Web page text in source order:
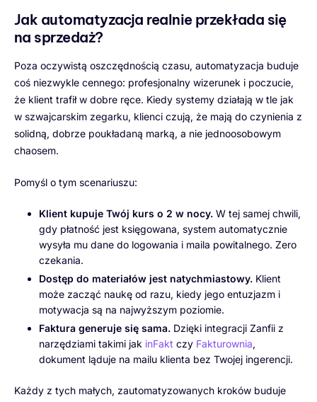
Jak automatyzacja realnie przekłada się
na sprzedaż?
Poza oczywistą oszczędnością czasu, automatyzacja buduje
coś niezwykle cennego: profesjonalny wizerunek i poczucie,
że klient trafił w dobre ręce. Kiedy systemy działają w tle jak
w szwajcarskim zegarku, klienci czują, że mają do czynienia z
solidną, dobrze poukładaną marką, a nie jednoosobowym
chaosem.
Pomyśl o tym scenariuszu:
Klient kupuje Twój kurs o 2 w nocy. W tej samej chwili,
gdy płatność jest księgowana, system automatycznie
wysyła mu dane do logowania i maila powitalnego. Zero
czekania.
Dostęp do materiałów jest natychmiastowy. Klient
może zacząć naukę od razu, kiedy jego entuzjazm i
motywacja są na najwyższym poziomie.
Faktura generuje się sama. Dzięki integracji Zanfii z
narzędziami takimi jak inFakt czy Fakturownia,
dokument ląduje na mailu klienta bez Twojej ingerencji.
Każdy z tych małych, zautomatyzowanych kroków buduje